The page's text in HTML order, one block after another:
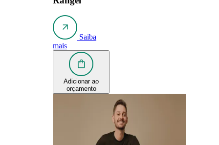
Saiba
mais
Adicionar ao
orçamento